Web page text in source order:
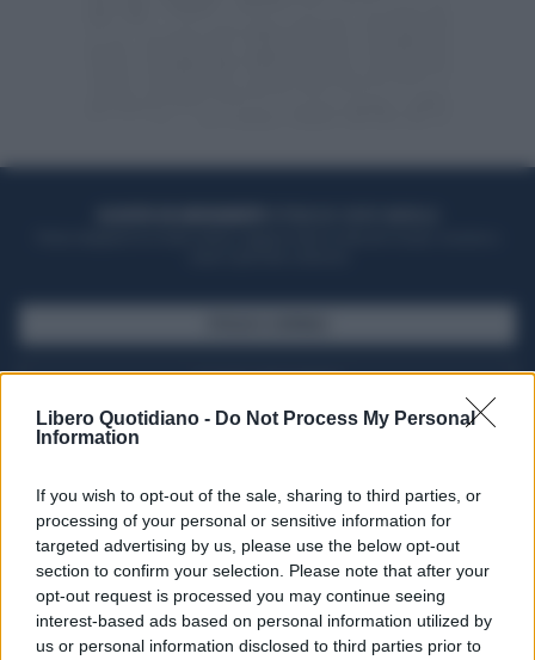
Libero Quotidiano - Do Not Process My Personal
Information
If you wish to opt-out of the sale, sharing to third parties, or
processing of your personal or sensitive information for
targeted advertising by us, please use the below opt-out
section to confirm your selection. Please note that after your
opt-out request is processed you may continue seeing
interest-based ads based on personal information utilized by
us or personal information disclosed to third parties prior to